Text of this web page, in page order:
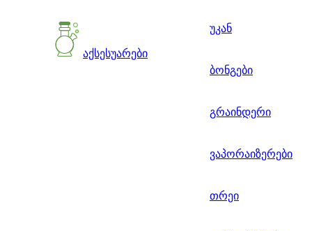
აქსესუარები
უკან
ბონგები
გრაინდერი
ვაპორაიზერები
თრეი